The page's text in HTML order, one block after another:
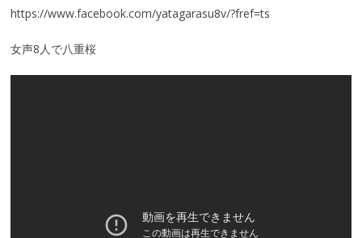
https://www.facebook.com/yatagarasu8v/?fref=ts
女声8人で八重桜